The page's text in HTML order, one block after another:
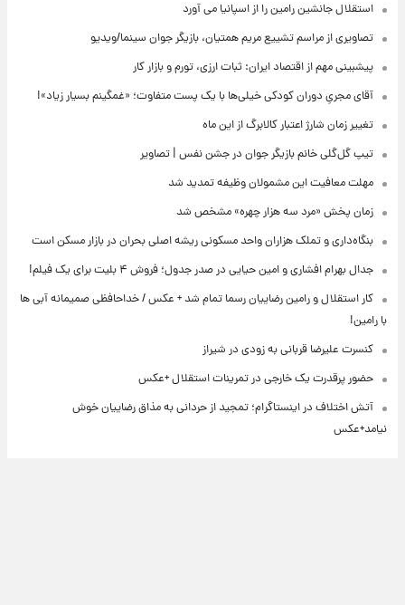
استقلال جانشین رامین را از اسپانیا می آورد
تصاویری از مراسم تشییع مریم همتیان، بازیگر جوان سینما/ویدیو
پیشبینی مهم از اقتصاد ایران: ثبات ارزی، تورم و بازار کار
آقای مجریِ دوران کودکی خیلی‌ها با یک پست متفاوت؛ «غمگینم بسیار زیاد»!
تغییر زمان شارژ اعتبار کالابرگ از این ماه
تیپ گل‌گلی خانم بازیگر جوان در جشن نفس | تصاویر
مهلت معافیت این مشمولان وظیفه تمدید شد
زمان پخش «مرد سه هزار چهره» مشخص شد
بنگاه‌داری و تملک هزاران واحد مسکونی ریشه اصلی بحران در بازار مسکن است
جدال بهرام افشاری و امین حیایی در صدر جدول؛ فروش ۴ بلیت برای یک فیلم!
کار استقلال و رامین رضاییان رسما تمام شد + عکس / خداحافظی صمیمانه آبی ها
با رامین!
کنسرت علیرضا قربانی به زودی در شیراز
حضور پرقدرت یک خارجی در تمرینات استقلال +عکس
آتش اختلاف در اینستاگرام؛ تمجید از حردانی به مذاق رضاییان خوش
نیامد+عکس